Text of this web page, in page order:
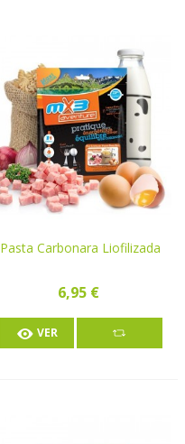
Pasta Carbonara Liofilizada
6,95 €
VER